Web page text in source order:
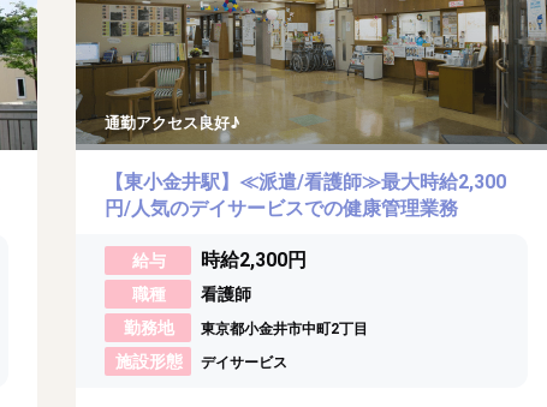
通勤アクセス良好♪
【東小金井駅】≪派遣/看護師≫最大時給2,300
円/人気のデイサービスでの健康管理業務
給与 時給2,300円
職種
看護師
勤務地
東京都小金井市中町2丁目
施設形態 デイサービス